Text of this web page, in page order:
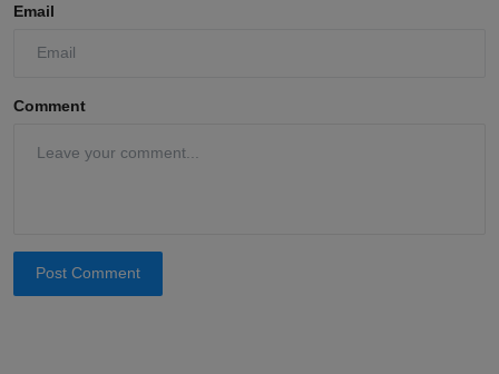
Email
Comment
Post Comment